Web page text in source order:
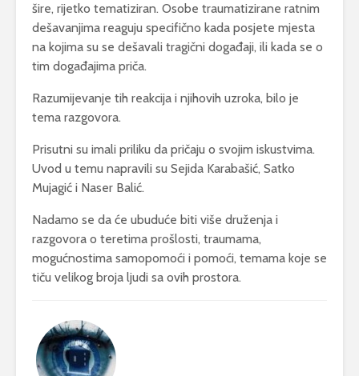
šire, rijetko tematiziran. Osobe traumatizirane ratnim
dešavanjima reaguju specifično kada posjete mjesta
na kojima su se dešavali tragični događaji, ili kada se o
tim događajima priča.
Razumijevanje tih reakcija i njihovih uzroka, bilo je
tema razgovora.
Prisutni su imali priliku da pričaju o svojim iskustvima.
Uvod u temu napravili su Sejida Karabašić, Satko
Mujagić i Naser Balić.
Nadamo se da će ubuduće biti više druženja i
razgovora o teretima prošlosti, traumama,
mogućnostima samopomoći i pomoći, temama koje se
tiču velikog broja ljudi sa ovih prostora.